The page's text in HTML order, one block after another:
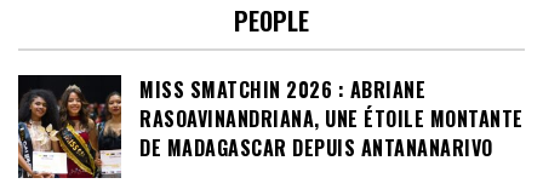
PEOPLE
MISS SMATCHIN 2026 : ABRIANE
RASOAVINANDRIANA, UNE ÉTOILE MONTANTE
DE MADAGASCAR DEPUIS ANTANANARIVO